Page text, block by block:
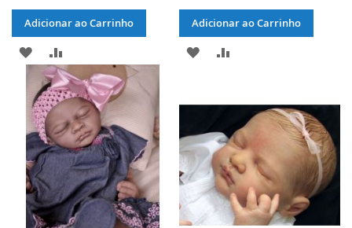
Adicionar ao Carrinho
ADICIONAR
LISTA
DE
DESEJOS
PARA
COMPARAR
Adicionar ao Carrinho
ADICIONAR
LISTA
DE
DESEJOS
COMPARAR